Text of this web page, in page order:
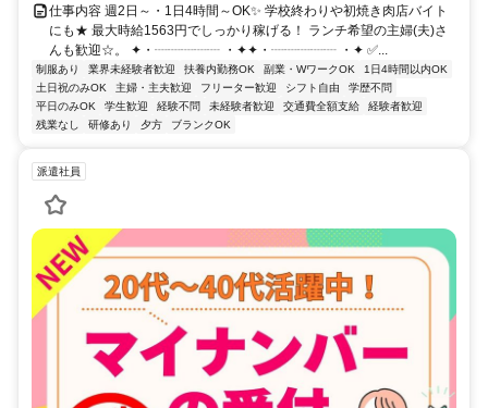
仕事内容 週2日～・1日4時間～OK✨ 学校終わりや初焼き肉店バイト
にも★ 最大時給1563円でしっかり稼げる！ ランチ希望の主婦(夫)さ
んも歓迎☆。 ✦・┈┈┈┈┈ ・✦✦・┈┈┈┈┈ ・✦ ✅...
制服あり 業界未経験者歓迎 扶養内勤務OK 副業・WワークOK
1日4時間以内OK
土日祝のみOK
主婦・主夫歓迎 フリーター歓迎 シフト自由
学歴不問
平日のみOK
学生歓迎 経験不問 未経験者歓迎 交通費全額支給
経験者歓迎
残業なし
研修あり 夕方 ブランクOK
派遣社員